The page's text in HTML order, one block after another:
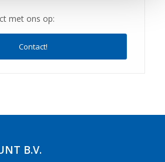
met ons op:
Contact!
B.V.